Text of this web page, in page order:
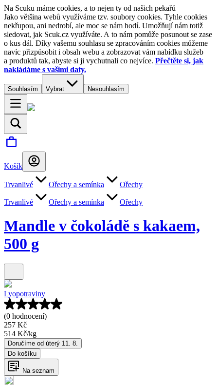
Na Scuku máme cookies, a to nejen ty od našich pekařů
Jako většina webů využíváme tzv. soubory cookies. Tyhle cookies
nekřupou, ani nedrobí, ale moc se nám hodí. Umožňují nám totiž
sledovat, jak Scuk.cz využíváte. A to nám pomůže posunout se zase
o kus dál. Díky vašemu souhlasu se zpracováním cookies můžeme
navíc přizpůsobit i obsah webu a zobrazovat vám nabídku služeb
a produktů tak, abyste si ji vychutnali co nejvíce. Přečtěte si, jak
nakládáme s vašimi daty.
Souhlasím Vybrat Nesouhlasím
Košík
Trvanlivé Ořechy a semínka Ořechy
Trvanlivé Ořechy a semínka Ořechy
Mandle v čokoládě s kakaem,
500 g
Lyopotraviny
(0 hodnocení)
257 Kč
514 Kč/kg
Doručíme od úterý 11. 8.
Do košíku
Na seznam